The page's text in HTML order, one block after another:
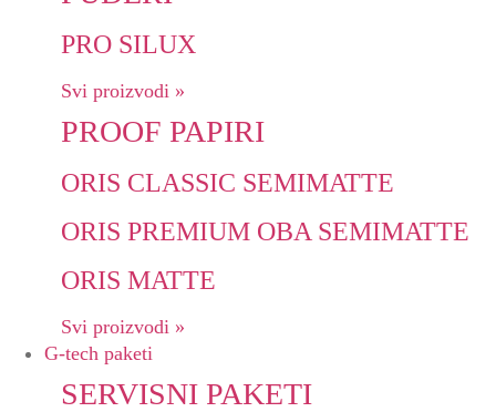
PRO SILUX
Svi proizvodi »
PROOF PAPIRI
ORIS CLASSIC SEMIMATTE
ORIS PREMIUM OBA SEMIMATTE
ORIS MATTE
Svi proizvodi »
G-tech paketi
SERVISNI PAKETI